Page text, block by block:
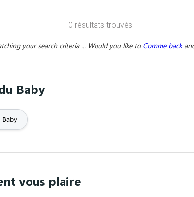
0 résultats trouvés
your search criteria ... Would you like to Comme back
Baby
Baby
vous plaire